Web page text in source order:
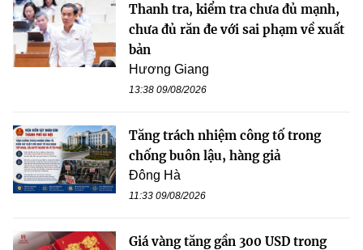
Thanh tra, kiểm tra chưa đủ mạnh,
chưa đủ răn đe với sai phạm về xuất
bản
Hương Giang
13:38 09/08/2026
Tăng trách nhiệm công tố trong
chống buôn lậu, hàng giả
Đông Hà
11:33 09/08/2026
Giá vàng tăng gần 300 USD trong